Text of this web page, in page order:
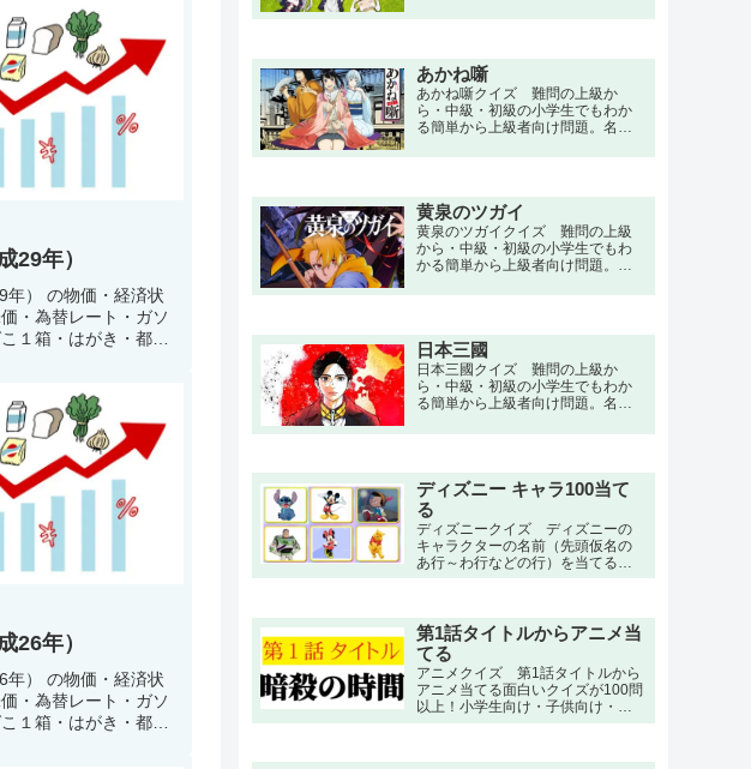
り返るクイズ
29年）
年） の物価・経済状
・為替レート・ガソ
１箱・はがき・都営
り返るクイズ
26年）
年） の物価・経済状
・為替レート・ガソ
１箱・はがき・都営
ー・声優・一問一答・3択問題ま
就職して身体を酷使し病気で寝た
きり状態になり、30代を病院生活
で費やし、闘病生活の末に39歳で
死亡した男性・街尾 火楽は、死後
に「神」と出会い蘇生し若返った
れる。
あかね噺
あかね噺クイズ 難問の上級か
ら・中級・初級の小学生でもわか
る簡単から上級者向け問題。名
優・一問一答・3択問題まで。桜咲
阿良川志ん太という高座名で細々
と活動する父・徹を応援していた
が、真打昇格試験にて一門のトッ
プである阿良川一生により破門を
宣告されてしまう。
黄泉のツガイ
黄泉のツガイクイズ 難問の上級
から・中級・初級の小学生でもわ
かる簡単から上級者向け問題。名
優・一問一答・3択問題まで。山奥
が産まれた。「夜と昼を別つ双
子」の誕生に村人はおののく。そ
れから16年、双子の兄ユルはたく
ましい青年に成長し、妹のアサは
座敷牢の中で「お務め」を果たす
村にヘリコプターに乗った武装組
日本三國
日本三國クイズ 難問の上級か
ら・中級・初級の小学生でもわか
る簡単から上級者向け問題。名
優・一問一答・3択問題まで。近未
の間で核戦争が起き、既に衰退国
家となっていた日本に難民が流
入、さらに未曾有のパンデミック
や大震災が重なった。最後は悪政
に不満を高めた民衆の暴力革命に
よって国体が崩壊し、事実上、日
本は滅亡する。
ディズニー キャラ100当て
る
ディズニークイズ ディズニーの
キャラクターの名前（先頭仮名の
あ行～わ行などの行）を当てるク
イズ。
第1話タイトルからアニメ当
てる
アニメクイズ 第1話タイトルから
アニメ当てる面白いクイズが100問
以上！小学生向け・子供向け・高
齢者向けの簡単で三択・初級・中